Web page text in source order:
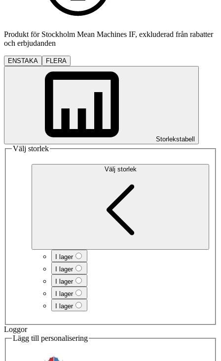
Produkt för Stockholm Mean Machines IF, exkluderad från rabatter
och erbjudanden
ENSTAKA FLERA
Storlekstabell
Välj storlek
Välj storlek
I lager
I lager
I lager
I lager
I lager
Loggor
Lägg till personalisering